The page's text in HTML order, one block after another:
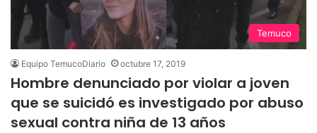
Temuco
Equipo TemucoDiario octubre 17, 2019
Hombre denunciado por violar a joven
que se suicidó es investigado por abuso
sexual contra niña de 13 años